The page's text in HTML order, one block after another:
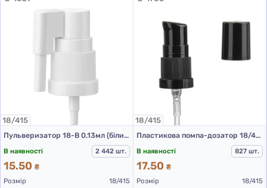
18/415
Пульверизатор 18-В 0.13мл (білий L 90 мм (до прокладки))
В наявності
2 442 шт.
15.50 ₴
Розмір
18/415
18/415
Пластикова помпа-дозатор 18/415 КПВ чорна
В наявності
827 шт.
17.50 ₴
Розмір
18/415